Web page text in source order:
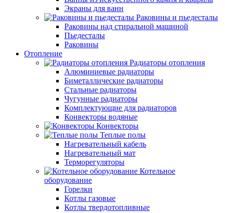
Экраны для ванн
Раковины и пьедесталы
Раковины над стиральной машиной
Пьедесталы
Раковины
Отопление
Радиаторы отопления
Алюминиевые радиаторы
Биметаллические радиаторы
Стальные радиаторы
Чугунные радиаторы
Комплектующие для радиаторов
Конвекторы водяные
Конвекторы
Теплые полы
Нагревательный кабель
Нагревательный мат
Терморегуляторы
Котельное
оборудование
Горелки
Котлы газовые
Котлы твердотопливные